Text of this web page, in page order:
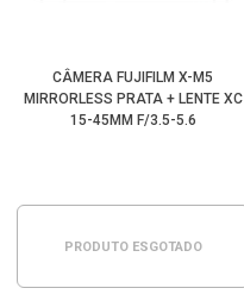
CÂMERA FUJIFILM X-M5
MIRRORLESS PRATA + LENTE XC
15-45MM F/3.5-5.6
PRODUTO ESGOTADO